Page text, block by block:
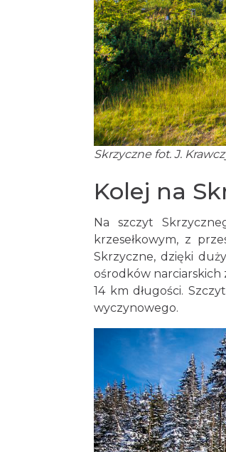
Skrzyczne fot. J.
Kolej na
Na szczyt
krzesełkowym, z
Skrzyczne, dzięki
ośrodków narciarskich
14 km długości.
wyczynowego.